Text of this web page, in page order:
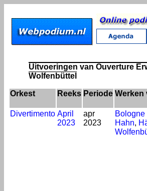
Uitvoeringen van Ouverture
Wolfenbüttel
Orkest Reeks Periode Werken
Divertimento April
2023
apr
2023
Hahn,